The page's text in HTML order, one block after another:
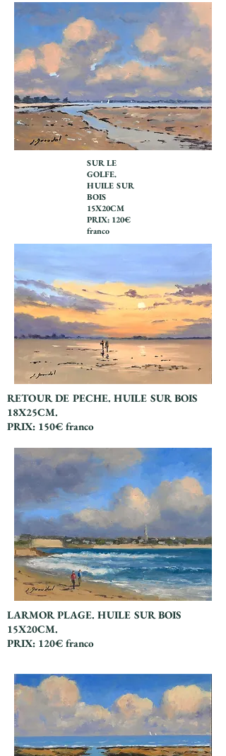
SUR LE
GOLFE.
HUILE SUR
BOIS
15X20CM
PRIX: 120€
franco
RETOUR DE PECHE. HUILE SUR BOIS
18X25CM.
PRIX: 150€ franco
LARMOR PLAGE. HUILE SUR BOIS
15X20CM.
PRIX: 120€ franco